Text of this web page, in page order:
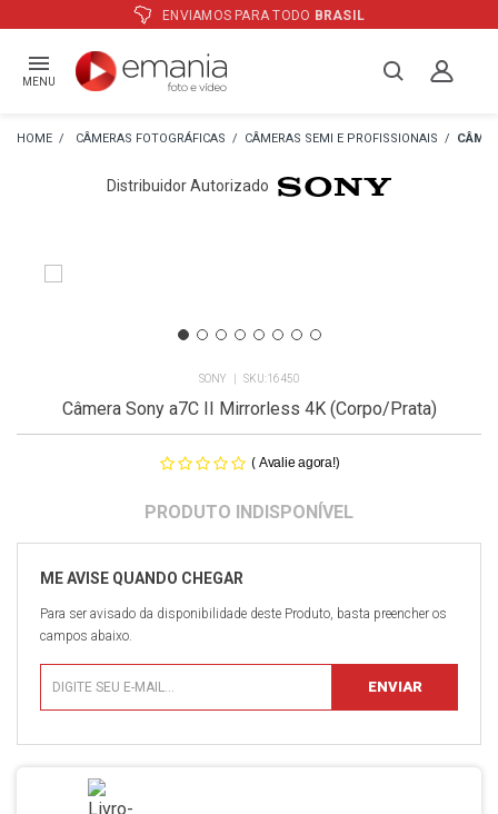
ATÉ12XE PREÇO ESPECIAL
MENU
CÂMERAS FOTOGRÁFICAS CÂMERAS SEMI E PROFISSIONAIS
Distribuidor Autorizado
SONY 16450
Câmera Sony a7C II Mirrorless 4K (Corpo/Prata)
( Avalie agora!)
Para ser avisado da disponibilidade deste Produto, basta preencher os
campos abaixo.